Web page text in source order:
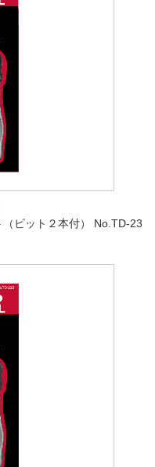
ビット２本付） No.TD-23